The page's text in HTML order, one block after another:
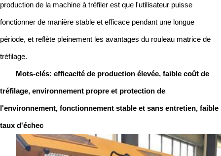
production de la machine à tréfiler est que l'utilisateur puisse
fonctionner de manière stable et efficace pendant une longue
période, et reflète pleinement les avantages du rouleau matrice de
tréfilage.
Mots-clés: efficacité de production élevée, faible coût de
tréfilage, environnement propre et protection de
l'environnement, fonctionnement stable et sans entretien, faible
taux d'échec